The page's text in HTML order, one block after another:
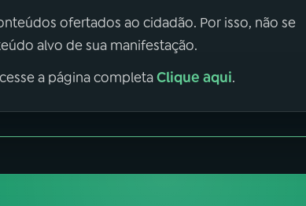
ofertados ao cidadão. Por isso, não se
alvo de sua manifestação.
a página completaClique aqui.